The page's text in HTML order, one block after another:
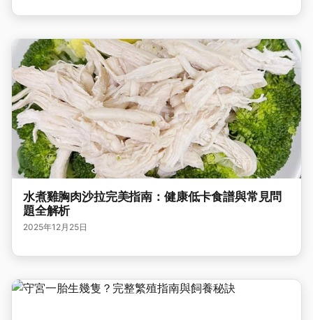
水煮雞胸肉沙拉完美指南：健康低卡食譜與常見問
題全解析
2025年12月25日